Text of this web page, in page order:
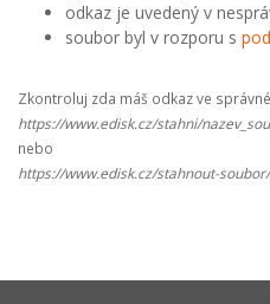
odkaz je uvedený v
soubor byl v rozporu s
Zkontroluj zda máš odkaz ve
https://www.edisk.cz/stahni/
nebo
https://www.edisk.cz/stahnout-